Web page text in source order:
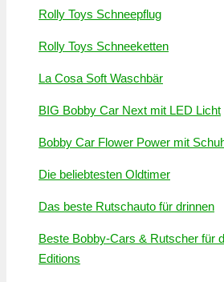
Rolly Toys Schneepflug
Rolly Toys Schneeketten
La Cosa Soft Waschbär
BIG Bobby Car Next mit LED Licht
Bobby Car Flower Power mit
Die beliebtesten Oldtimer
Das beste Rutschauto für drinnen
Beste Bobby-Cars & Rutscher für
Editions